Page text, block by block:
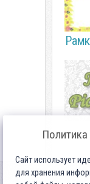
Сайт использует
для хранения